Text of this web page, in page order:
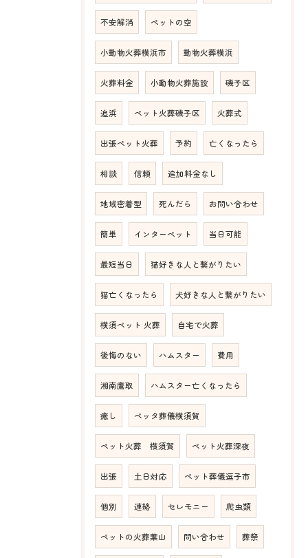
不安解消 ペットの空
小動物火葬横浜市 動物火葬横浜
火葬料金 小動物火葬施設 磯子区
追浜 ペット火葬磯子区 火葬式
出張ペット火葬 予約 亡くなったら
相談 信頼 追加料金なし
地域密着型 死んだら お問い合わせ
簡単 インターペット 当日可能
最短当日 猫好きな人と繋がりたい
猫亡くなったら 犬好きな人と繋がりたい
横須ペット 火葬 自宅で火葬
後悔のない ハムスター 費用
湘南鷹取 ハムスター亡くなったら
癒し ペッタ葬儀横須賀
ペット火葬 横須賀 ペット火葬深夜
出張 土日対応 ペット葬儀逗子市
個別 連絡 セレモニー 爬虫類
ペットの火葬葉山 問い合わせ 葬祭